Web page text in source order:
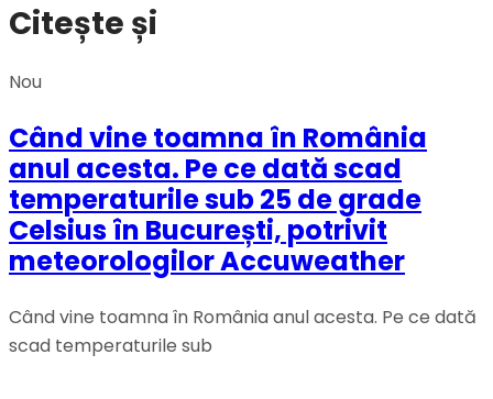
Citește și
Nou
Când vine toamna în România
anul acesta. Pe ce dată scad
temperaturile sub 25 de grade
Celsius în București, potrivit
meteorologilor Accuweather
Când vine toamna în România anul acesta. Pe ce dată
scad temperaturile sub